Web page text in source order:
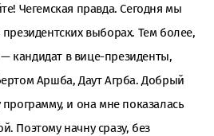
Чегемская правда. Сегодня мы
выборах. Тем более,
— кандидат в вице-президенты,
Аршба, Даут Агрба. Добрый
и она мне показалась
Поэтому начну сразу, без